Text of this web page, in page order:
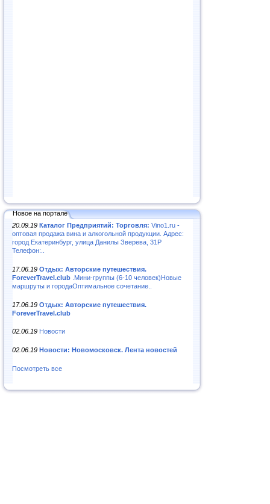
Новое на портале
20.09.19 Каталог Предприятий: Торговля: Vino1.ru -
оптовая продажа вина и алкогольной продукции. Адрес:
город Екатеринбург, улица Данилы Зверева, 31Р
Телефон:..
17.06.19 Отдых: Авторские путешествия.
ForeverTravel.club .Мини-группы (6-10 человек)Новые
маршруты и городаОптимальное сочетание..
17.06.19 Отдых: Авторские путешествия.
ForeverTravel.club
02.06.19 Новости
02.06.19 Новости: Новомосковск. Лента новостей
Посмотреть все